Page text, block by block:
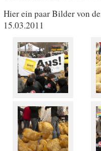
Hier ein paar Bilder von
15.03.2011